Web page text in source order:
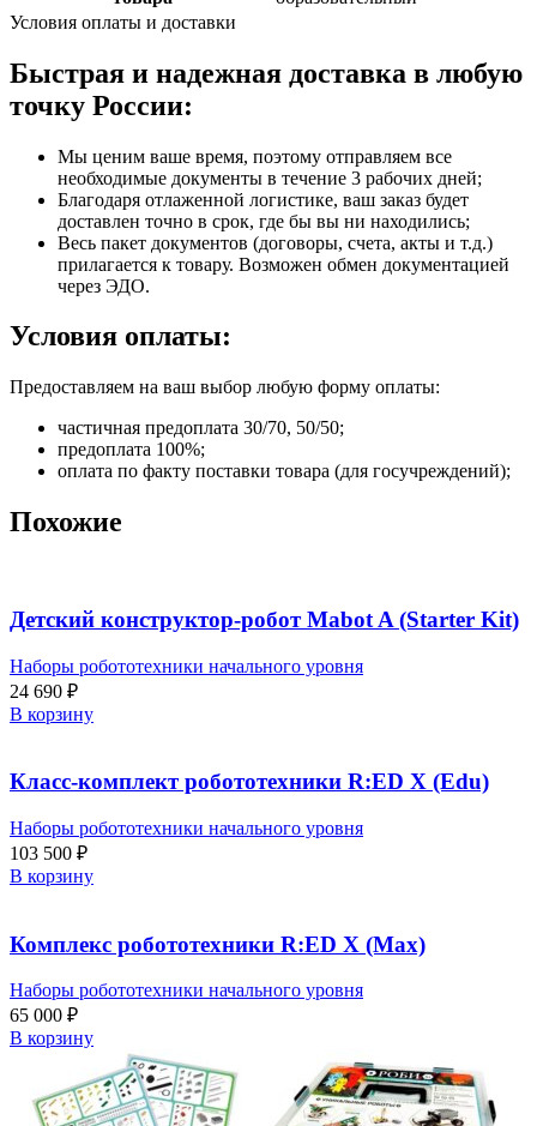
Условия оплаты и доставки
Быстрая и надежная доставка в любую
точку России:
Мы ценим ваше время, поэтому отправляем все
необходимые документы в течение 3 рабочих дней;
Благодаря отлаженной логистике, ваш заказ будет
доставлен точно в срок, где бы вы ни находились;
Весь пакет документов (договоры, счета, акты и т.д.)
прилагается к товару. Возможен обмен документацией
через ЭДО.
Условия оплаты:
Предоставляем на ваш выбор любую форму оплаты:
частичная предоплата 30/70, 50/50;
предоплата 100%;
оплата по факту поставки товара (для госучреждений);
Похожие
Детский конструктор-робот Mabot A (Starter Kit)
Наборы робототехники начального уровня
24 690 ₽
В корзину
Класс-комплект робототехники R:ED X (Edu)
Наборы робототехники начального уровня
103 500 ₽
В корзину
Комплекс робототехники R:ED X (Max)
Наборы робототехники начального уровня
65 000 ₽
В корзину